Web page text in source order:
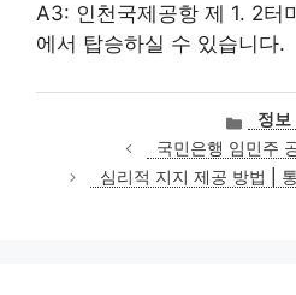
A3: 인천국제공항 제 1. 2터
에서 탑승하실 수 있습니다.
카
테
고
리
정보
국민은행 임민주
심리적 지지 제공 방법 |